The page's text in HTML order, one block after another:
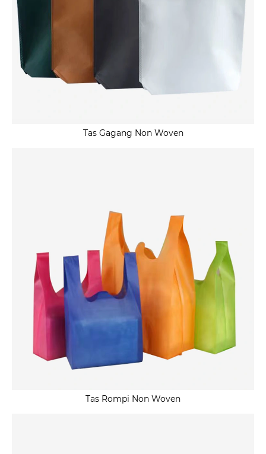
Tas Gagang Non Woven
Tas Rompi Non Woven